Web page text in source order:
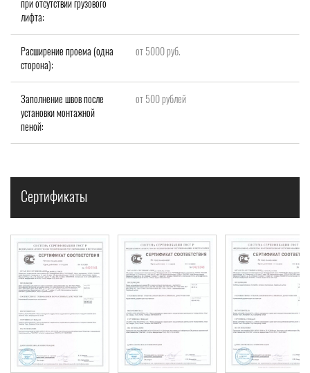
при отсутствии грузового
лифта:
Расширение проема (одна
сторона):
от 5000 руб.
Заполнение швов после
установки монтажной
пеной:
от 500 рублей
Сертификаты